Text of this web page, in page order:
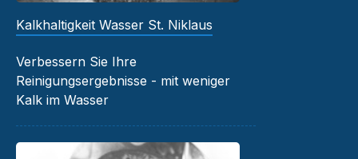
Kalkhaltigkeit Wasser St. Niklaus
Verbessern Sie Ihre
Reinigungsergebnisse - mit weniger
Kalk im Wasser